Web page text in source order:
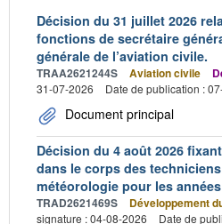
Décision du 31 juillet 2026
fonctions de secrétaire
générale de l’aviation civile.
TRAA2621244S Aviation civile
31-07-2026
Date de publication :
Document principal
Décision du 4 août 2026
dans le corps des
météorologie pour les années
TRAD2621469S Développement
signature : 04-08-2026
Date de